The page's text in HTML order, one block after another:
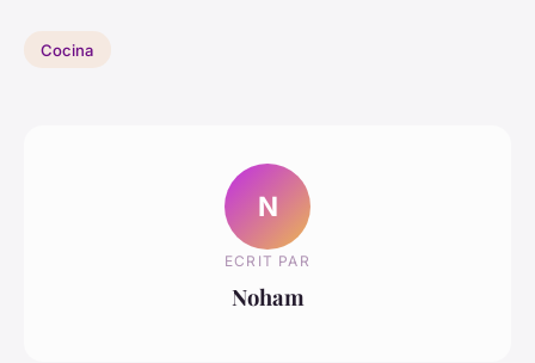
Cocina
N
ECRIT PAR
Noham